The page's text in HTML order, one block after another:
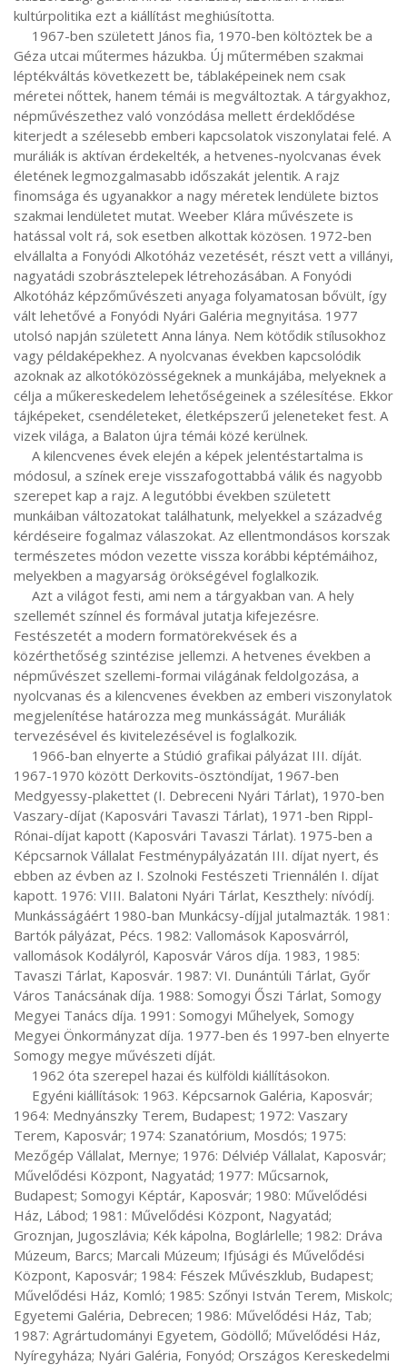
kultúrpolitika ezt a kiállítást meghiúsította.
Géza utcai műtermes házukba. Új műtermében szakmai
léptékváltás következett be, táblaképeinek nem csak
méretei nőttek, hanem témái is megváltoztak. A tárgyakhoz,
népművészethez való vonzódása mellett érdeklődése
kiterjedt a szélesebb emberi kapcsolatok viszonylatai felé. A
muráliák is aktívan érdekelték, a hetvenes-nyolcvanas évek
életének legmozgalmasabb időszakát jelentik. A rajz
finomsága és ugyanakkor a nagy méretek lendülete biztos
szakmai lendületet mutat. Weeber Klára művészete is
hatással volt rá, sok esetben alkottak közösen. 1972-ben
elvállalta a Fonyódi Alkotóház vezetését, részt vett a villányi,
nagyatádi szobrásztelepek létrehozásában. A Fonyódi
Alkotóház képzőművészeti anyaga folyamatosan bővült, így
vált lehetővé a Fonyódi Nyári Galéria megnyitása. 1977
utolsó napján született Anna lánya. Nem kötődik stílusokhoz
vagy példaképekhez. A nyolcvanas években kapcsolódik
azoknak az alkotóközösségeknek a munkájába, melyeknek a
célja a műkereskedelem lehetőségeinek a szélesítése. Ekkor
tájképeket, csendéleteket, életképszerű jeleneteket fest. A
vizek világa, a Balaton újra témái közé kerülnek.
módosul, a színek ereje visszafogottabbá válik és nagyobb
szerepet kap a rajz. A legutóbbi években született
munkáiban változatokat találhatunk, melyekkel a századvég
kérdéseire fogalmaz válaszokat. Az ellentmondásos korszak
természetes módon vezette vissza korábbi képtémáihoz,
melyekben a magyarság örökségével foglalkozik.
szellemét színnel és formával jutatja kifejezésre.
Festészetét a modern formatörekvések és a
közérthetőség szintézise jellemzi. A hetvenes években a
népművészet szellemi-formai világának feldolgozása, a
nyolcvanas és a kilencvenes években az emberi viszonylatok
megjelenítése határozza meg munkásságát. Muráliák
tervezésével és kivitelezésével is foglalkozik.
1967-1970 között Derkovits-ösztöndíjat, 1967-ben
Medgyessy-plakettet (I. Debreceni Nyári Tárlat), 1970-ben
Vaszary-díjat (Kaposvári Tavaszi Tárlat), 1971-ben Rippl-
Rónai-díjat kapott (Kaposvári Tavaszi Tárlat). 1975-ben a
Képcsarnok Vállalat Festménypályázatán III. díjat nyert, és
ebben az évben az I. Szolnoki Festészeti Triennálén I. díjat
kapott. 1976: VIII. Balatoni Nyári Tárlat, Keszthely: nívódíj.
Munkásságáért 1980-ban Munkácsy-díjjal jutalmazták. 1981:
Bartók pályázat, Pécs. 1982: Vallomások Kaposvárról,
vallomások Kodályról, Kaposvár Város díja. 1983, 1985:
Tavaszi Tárlat, Kaposvár. 1987: VI. Dunántúli Tárlat, Győr
Város Tanácsának díja. 1988: Somogyi Őszi Tárlat, Somogy
Megyei Tanács díja. 1991: Somogyi Műhelyek, Somogy
Megyei Önkormányzat díja. 1977-ben és 1997-ben elnyerte
Somogy megye művészeti díját.
1964: Mednyánszky Terem, Budapest; 1972: Vaszary
Terem, Kaposvár; 1974: Szanatórium, Mosdós; 1975:
Mezőgép Vállalat, Mernye; 1976: Délviép Vállalat, Kaposvár;
Művelődési Központ, Nagyatád; 1977: Műcsarnok,
Budapest; Somogyi Képtár, Kaposvár; 1980: Művelődési
Ház, Lábod; 1981: Művelődési Központ, Nagyatád;
Groznjan, Jugoszlávia; Kék kápolna, Boglárlelle; 1982: Dráva
Múzeum, Barcs; Marcali Múzeum; Ifjúsági és Művelődési
Központ, Kaposvár; 1984: Fészek Művészklub, Budapest;
Művelődési Ház, Komló; 1985: Szőnyi István Terem, Miskolc;
Egyetemi Galéria, Debrecen; 1986: Művelődési Ház, Tab;
1987: Agrártudományi Egyetem, Gödöllő; Művelődési Ház,
Nyíregyháza; Nyári Galéria, Fonyód; Országos Kereskedelmi